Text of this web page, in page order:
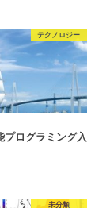
テクノロジー
ログラミング入
未分類